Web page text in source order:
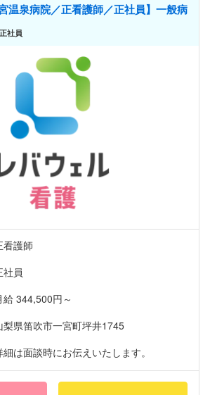
温泉病院／正看護師／正社員】一般病
社員
看護師
社員
給 344,500円～
梨県笛吹市一宮町坪井1745
細は面談時にお伝えいたします。